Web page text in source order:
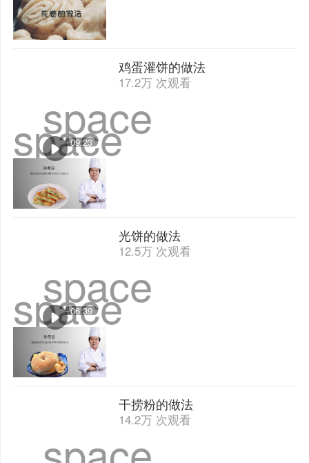
space
space
09:23
鸡蛋灌饼的做法
17.2万 次观看
space
space
06:39
光饼的做法
12.5万 次观看
干捞粉的做法
14.2万 次观看